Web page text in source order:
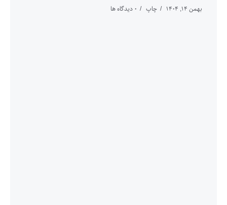
بهمن ۱۴, ۱۴۰۴ چاپ 0 دیدگاه ها